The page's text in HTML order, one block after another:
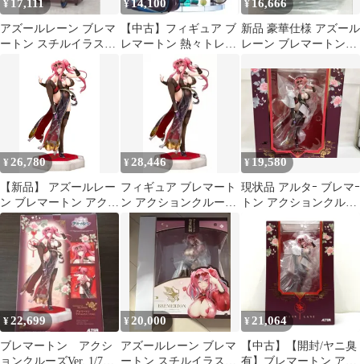
¥ 17,111
アズールレーン ブレマ
ートン スチルイラスト
Ver. 1/7 完成品フィギュ
¥14,100
【中古】フィギュア ブ
レマートン 熱々トレー
ニング 「アズールレー
ン」 1/7 塗装済み完成
¥16,666
新品 豪華仕様 アズール
レーン ブレマートン
品フィギュア
¥ 26,780
【新品】 アズールレー
ン ブレマートン アクシ
ョンクルーズVer.完成品
フィギュア 佐賀
¥ 28,446
フィギュア ブレマート
ン アクションクルーズ
Ver. 「アズールレー
ン」 1/7 PVC&ABS製塗
装済み完成品【10日以
内発送】
¥ 19,580
現状品 アルタｰ ブレマｰ
トン アクションクルｰ
¥22,699
ブレマートン アクシ
ョンクルーズVer. 1/7
¥20,000
アズールレーン ブレマ
ートン スチルイラスト
¥ 21,064
【中古】【開封/ヤニ臭
有】ブレマートン アク